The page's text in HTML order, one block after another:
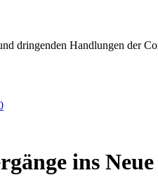
dringenden Handlungen der
ins